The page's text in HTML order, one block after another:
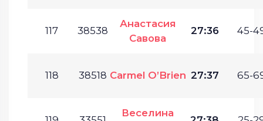
117 38538
Анастасия
Савова
27:36 45-
118 38518 Carmel O’Brien 27:37 65-
Веселина